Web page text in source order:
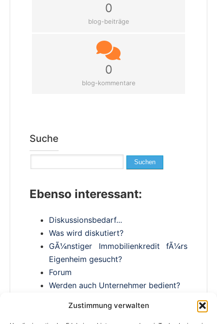
Zustimmung verwalten
0
blog-beiträge
0
blog-kommentare
Suche
nach:
Ebenso interessant:
Diskussionsbedarf...
Was wird diskutiert?
GÃ¼nstiger Immobilienkredit fÃ¼rs
Eigenheim gesucht?
Forum
Werden auch Unternehmer bedient?
SelbstÃ¤ndige?